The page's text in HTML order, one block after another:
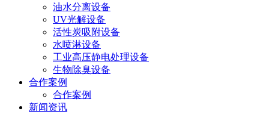
油水分离设备
UV光解设备
活性炭吸附设备
水喷淋设备
工业高压静电处理设备
生物除臭设备
合作案例
合作案例
新闻资讯